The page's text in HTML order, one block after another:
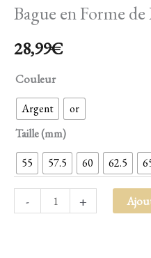
Bague en Forme
28,99€
Couleur
Argent or
Taille (mm)
55 57.5 60 62.5
- +